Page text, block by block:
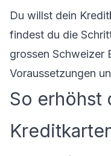
Du willst dein
findest du die
grossen Schweizer
Voraussetzungen
So erhöhst